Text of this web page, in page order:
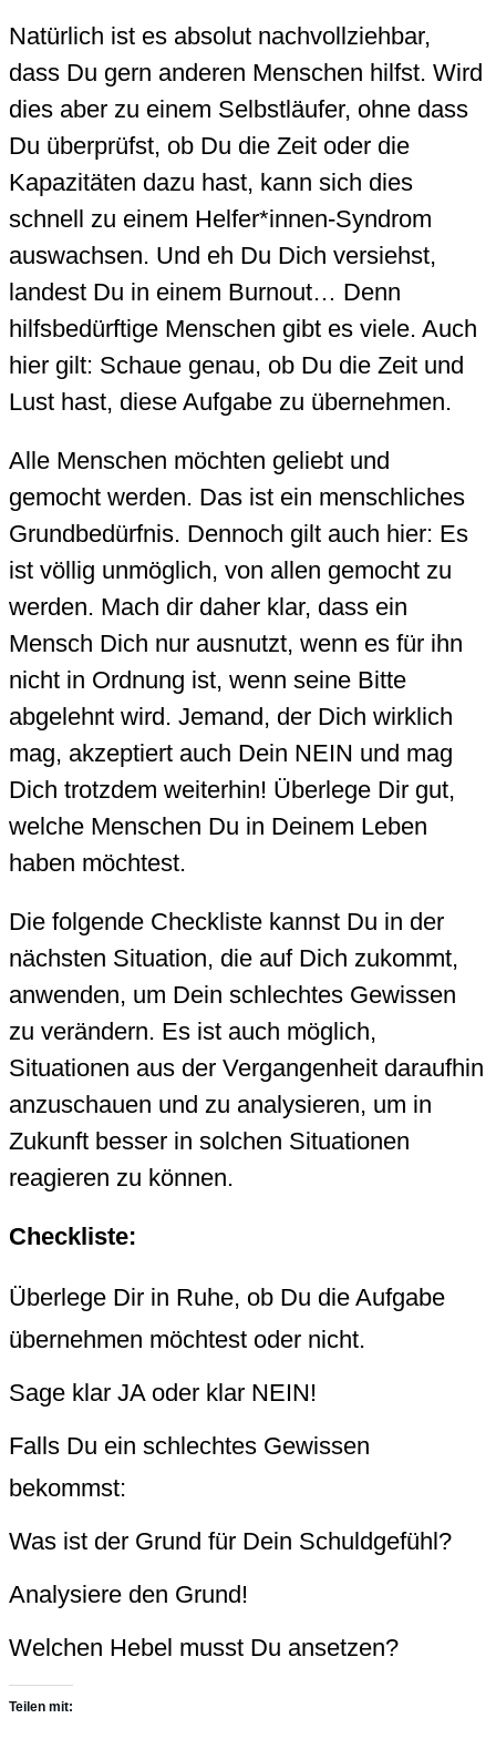
Natürlich ist es absolut nachvollziehbar,
dass Du gern anderen Menschen hilfst. Wird
dies aber zu einem Selbstläufer, ohne dass
Du überprüfst, ob Du die Zeit oder die
Kapazitäten dazu hast, kann sich dies
schnell zu einem Helfer*innen-Syndrom
auswachsen. Und eh Du Dich versiehst,
landest Du in einem Burnout… Denn
hilfsbedürftige Menschen gibt es viele. Auch
hier gilt: Schaue genau, ob Du die Zeit und
Lust hast, diese Aufgabe zu übernehmen.
Alle Menschen möchten geliebt und
gemocht werden. Das ist ein menschliches
Grundbedürfnis. Dennoch gilt auch hier: Es
ist völlig unmöglich, von allen gemocht zu
werden. Mach dir daher klar, dass ein
Mensch Dich nur ausnutzt, wenn es für ihn
nicht in Ordnung ist, wenn seine Bitte
abgelehnt wird. Jemand, der Dich wirklich
mag, akzeptiert auch Dein NEIN und mag
Dich trotzdem weiterhin! Überlege Dir gut,
welche Menschen Du in Deinem Leben
haben möchtest.
Die folgende Checkliste kannst Du in der
nächsten Situation, die auf Dich zukommt,
anwenden, um Dein schlechtes Gewissen
zu verändern. Es ist auch möglich,
Situationen aus der Vergangenheit daraufhin
anzuschauen und zu analysieren, um in
Zukunft besser in solchen Situationen
reagieren zu können.
Checkliste:
Überlege Dir in Ruhe, ob Du die Aufgabe
übernehmen möchtest oder nicht.
Sage klar JA oder klar NEIN!
Falls Du ein schlechtes Gewissen
bekommst:
Was ist der Grund für Dein Schuldgefühl?
Analysiere den Grund!
Welchen Hebel musst Du ansetzen?
Teilen mit: